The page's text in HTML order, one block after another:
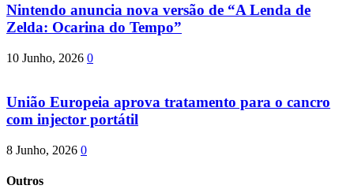
Nintendo anuncia nova versão de “A Lenda de
Zelda: Ocarina do Tempo”
10 Junho, 2026 0
União Europeia aprova tratamento para o cancro
com injector portátil
8 Junho, 2026 0
Outros